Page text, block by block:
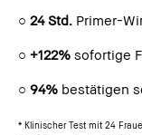
○ 24 Std. Primer-
○ +122% sofortige
○ 94% bestätigen
* Klinischer Test mit 24